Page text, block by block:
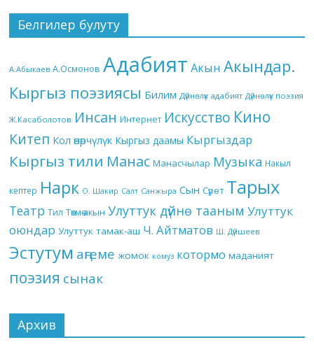
Белгилер булуту
А.Абыкаев А.Осмонов Адабият Акын Акындар.
Кыргыз поэзиясы Билим Дүйнөлүк адабият Дүйнөлүк поэзия
Ж.Касаболотов Инсан Интернет Искусство Кино
Китеп Кол өнөрчүлүк Кыргыз даамы Кыргыздар
Кыргыз тили Манас Манасчылар Музыка Накыл
кептер Нарк О. Шакир Салт Санжыра Сын Сүрөт Тарых
Театр Тил Төкмө акын Улуттук дүйнө тааным Улуттук
оюндар Улуттук тамак-аш Ч. Айтматов Ш. Дүйшеев
Эстутум аңгеме жомок комуз котормо маданият
поэзия сынак
Архив